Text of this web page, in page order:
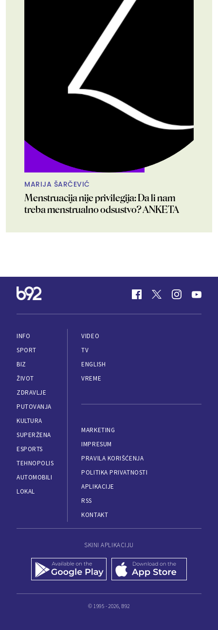
MARIJA ŠARČEVIĆ
Menstruacija nije privilegija: Da li nam
treba menstrualno odsustvo? ANKETA
INFO
SPORT
BIZ
ŽIVOT
ZDRAVLJE
PUTOVANJA
KULTURA
SUPERŽENA
ESPORTS
TEHNOPOLIS
AUTOMOBILI
LOKAL
VIDEO
TV
ENGLISH
VREME
MARKETING
IMPRESUM
PRAVILA KORIŠĆENJA
POLITIKA PRIVATNOSTI
APLIKACIJE
RSS
KONTAKT
SKINI APLIKACIJU
© 1995 - 2026, B92